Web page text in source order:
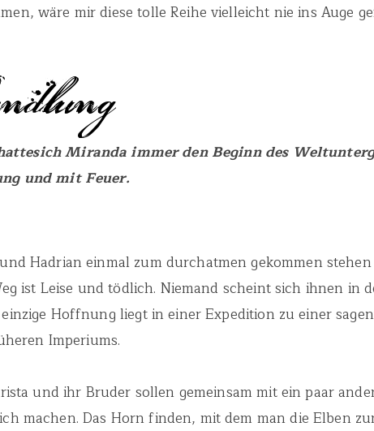
wäre mir diese tolle Reihe vielleicht nie ins Auge
Miranda immer den Beginn des
und mit Feuer.
Hadrian einmal zum durchatmen gekommen
ist Leise und tödlich. Niemand scheint sich ihnen in
Hoffnung liegt in einer Expedition zu einer
Imperiums.
und ihr Bruder sollen gemeinsam mit ein paar
machen. Das Horn finden, mit dem man die Elben